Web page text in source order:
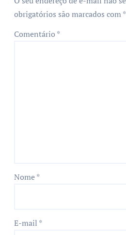
obrigatórios são marcados com*
Comentário *
Nome*
E-mail *